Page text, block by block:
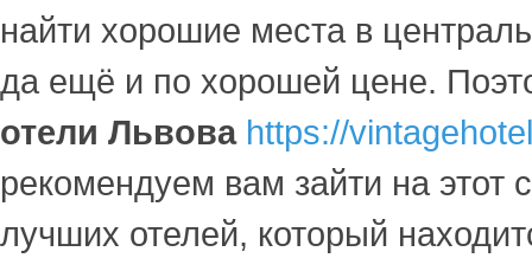
найти хорошие места в
да ещё и по хорошей цене.
отели Львова https://
рекомендуем вам зайти на этот
лучших отелей, который